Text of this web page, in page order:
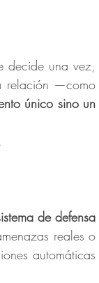
relación —como
único sino un
de defensa
reales o
automáticas